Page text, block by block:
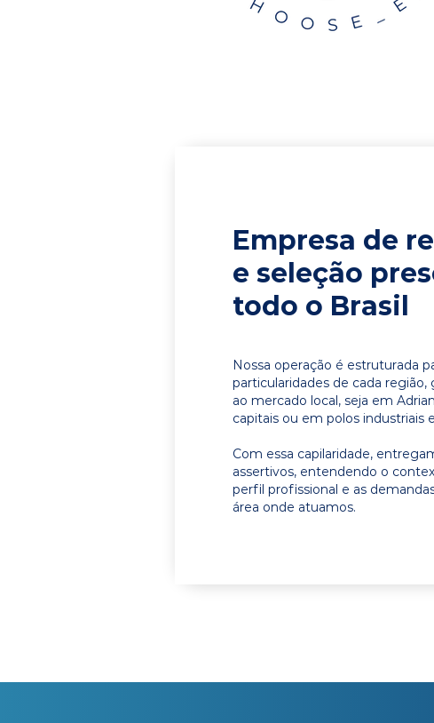
Empresa de
e seleção
todo o Brasil
Nossa operação é estruturada
particularidades de cada região,
ao mercado local, seja em
capitais ou em polos industriais
Com essa capilaridade,
assertivos, entendendo o
perfil profissional e as
área onde atuamos.